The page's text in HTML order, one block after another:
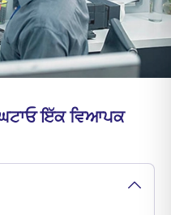
ਪ੍ਰੀਮੀਅਮ ਭਰੋ
ਇੱਕ ਵਿਆਪਕ